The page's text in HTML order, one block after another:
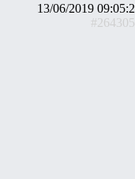
13/06/2019